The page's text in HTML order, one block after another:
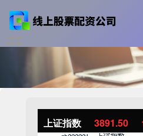
上证指数 3891.50